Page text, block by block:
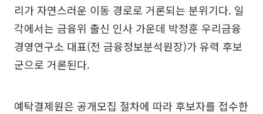
리가 자연스러운 이동 경로로 거론되는 분위기다. 일
각에서는 금융위 출신 인사 가운데 박정훈 우리금융
경영연구소 대표(전 금융정보분석원장)가 유력 후보
군으로 거론된다.
예탁결제원은 공개모집 절차에 따라 후보자를 접수한